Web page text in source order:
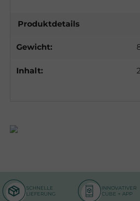
Produktdetails
Gewicht:
Inhalt:
SCHNELLE
LIEFERUNG
INNOVATIVER
CUBE + APP